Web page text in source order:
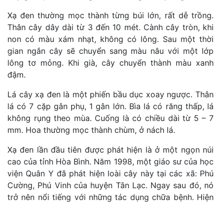
Xạ đen thường mọc thành từng búi lớn, rất dễ trồng.
Thân cây dây dài từ 3 đến 10 mét. Cành cây tròn, khi
non có màu xám nhạt, không có lông. Sau một thời
gian ngắn cây sẽ chuyển sang màu nâu với một lớp
lông tơ mỏng. Khi già, cây chuyển thành màu xanh
đậm.
Lá cây xạ đen là một phiến bầu dục xoay ngược. Thân
lá có 7 cặp gân phụ, 1 gân lớn. Bìa lá có răng thấp, lá
không rụng theo mùa. Cuống là có chiều dài từ 5 – 7
mm. Hoa thường mọc thành chùm, ở nách lá.
Xạ đen lần đầu tiên được phát hiện là ở một ngọn núi
cao của tỉnh Hòa Bình. Năm 1998, một giáo sư của học
viện Quân Y đã phát hiện loài cây này tại các xã: Phú
Cường, Phú Vinh của huyện Tân Lạc. Ngay sau đó, nó
trở nên nổi tiếng với những tác dụng chữa bệnh. Hiện